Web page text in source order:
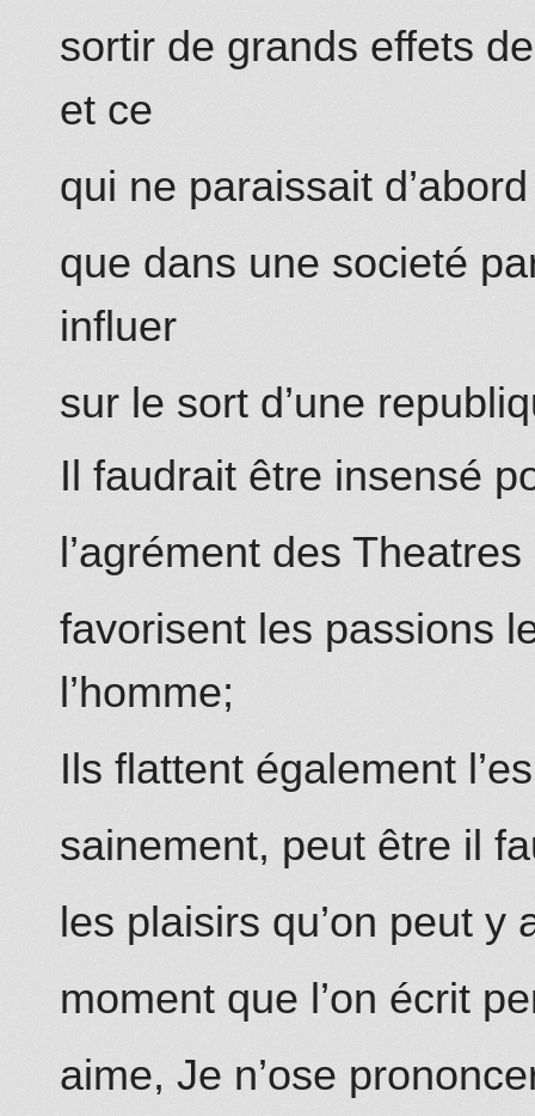
sortir de grands effets
et ce
qui ne paraissait
que dans une societé
influer
sur le sort d’une
Il faudrait être insensé
l’agrément des
favorisent les passions
l’homme;
Ils flattent également
sainement, peut être il
les plaisirs qu’on peut y
moment que l’on écrit
aime, Je n’ose